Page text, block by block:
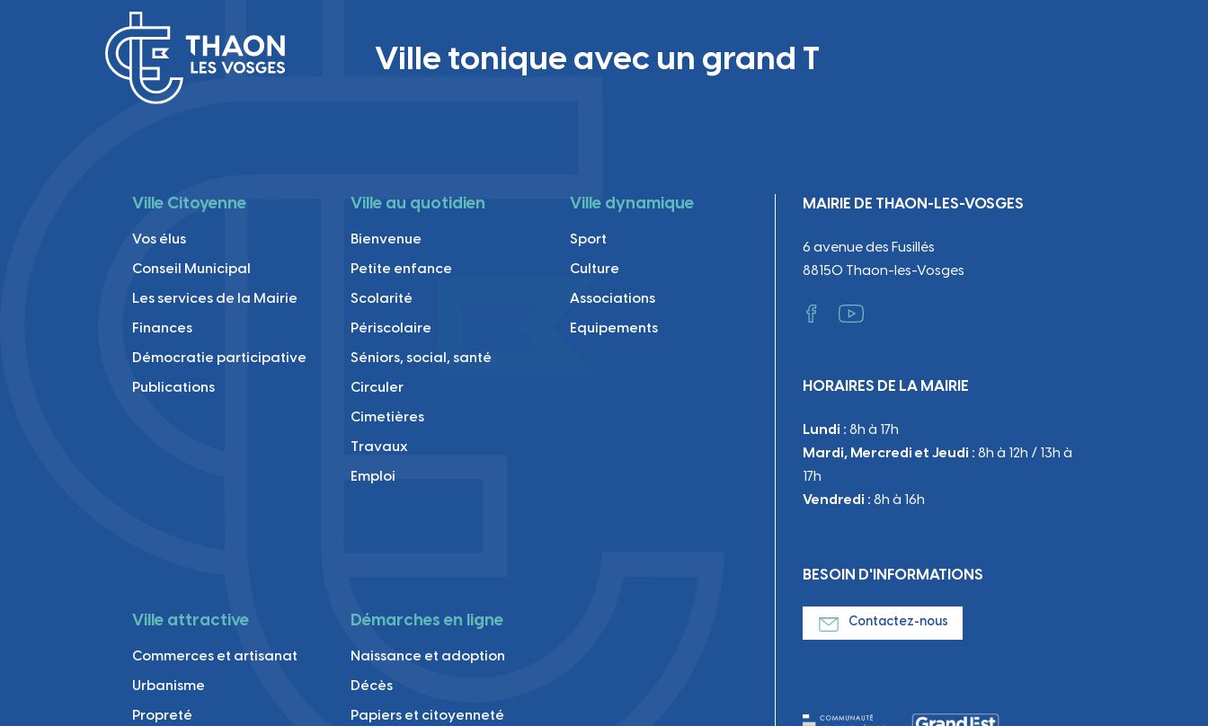
Ville tonique avec un grand T
Ville Citoyenne
Vos élus
Conseil Municipal
Les services de la Mairie
Finances
Démocratie participative
Publications
Ville au quotidien
Bienvenue
Petite enfance
Scolarité
Périscolaire
Séniors, social, santé
Circuler
Cimetières
Travaux
Emploi
Ville dynamique
Sport
Culture
Associations
Equipements
Ville attractive
Commerces et artisanat
Urbanisme
Propreté
Démarches en ligne
Naissance et adoption
Décès
Papiers et citoyenneté
MAIRIE DE THAON-LES-VOSGES
6 avenue des Fusillés
88150 Thaon-les-Vosges
HORAIRES DE LA MAIRIE
Lundi : 8h à 17h
Mardi, Mercredi et Jeudi : 8h à 12h / 13h à
17h
Vendredi : 8h à 16h
BESOIN D'INFORMATIONS
Contactez-nous